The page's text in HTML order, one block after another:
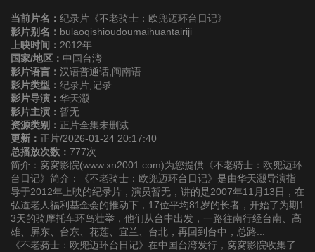
当前片名： 纪录片《不老骑士：欧兜迈环台日记》
影片别名： bulaoqishioudoumaihuantairiji
上映时间： 2012年
国家/地区： 中国台湾
影片语言： 汉语普通话,闽南语
影片类型： 纪录片,记录
影片导演： 华天灏
影片主演： 暂无
资源类别： 正片全集未删减
更新： 正片/2026-01-24 20:17:40
总播放次数： 777次
简介：窝窝影院(www.xn2001.com)为您提供《不老骑士：欧兜迈环
台日记》简介：《不老骑士：欧兜迈环台日记》是由华天灏导演指
导于2012年上映的纪录片，演员暂无，讲的是2007年11月13日，在
弘道老人福利基金会的推动下，17位平均81岁的长者，开始了为期1
3天的骑摩托车环岛壮举，他们从台中出发，一路往南行经台南、高
雄、屏东、台东、花莲、宜兰、台北，再回到台中，总路...
《不老骑士：欧兜迈环台日记》在中国台湾发行，窝窝影院收集了